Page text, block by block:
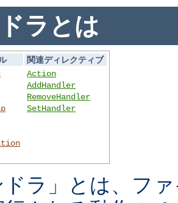
ラとは
関連ディレクティブ
Action
AddHandler
RemoveHandler
SetHandler
ドラ」とは、フ